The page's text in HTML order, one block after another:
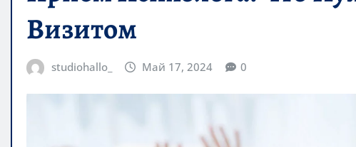
Визитом
studiohallo_ Май 17, 2024 0